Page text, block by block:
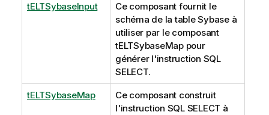
tELTSybaseInput
Ce composant fournit le
schéma de la table Sybase à
utiliser par le composant
tELTSybaseMappour
générer l'instruction SQL
SELECT.
tELTSybaseMap
Ce composant construit
l'instruction SQL SELECT à